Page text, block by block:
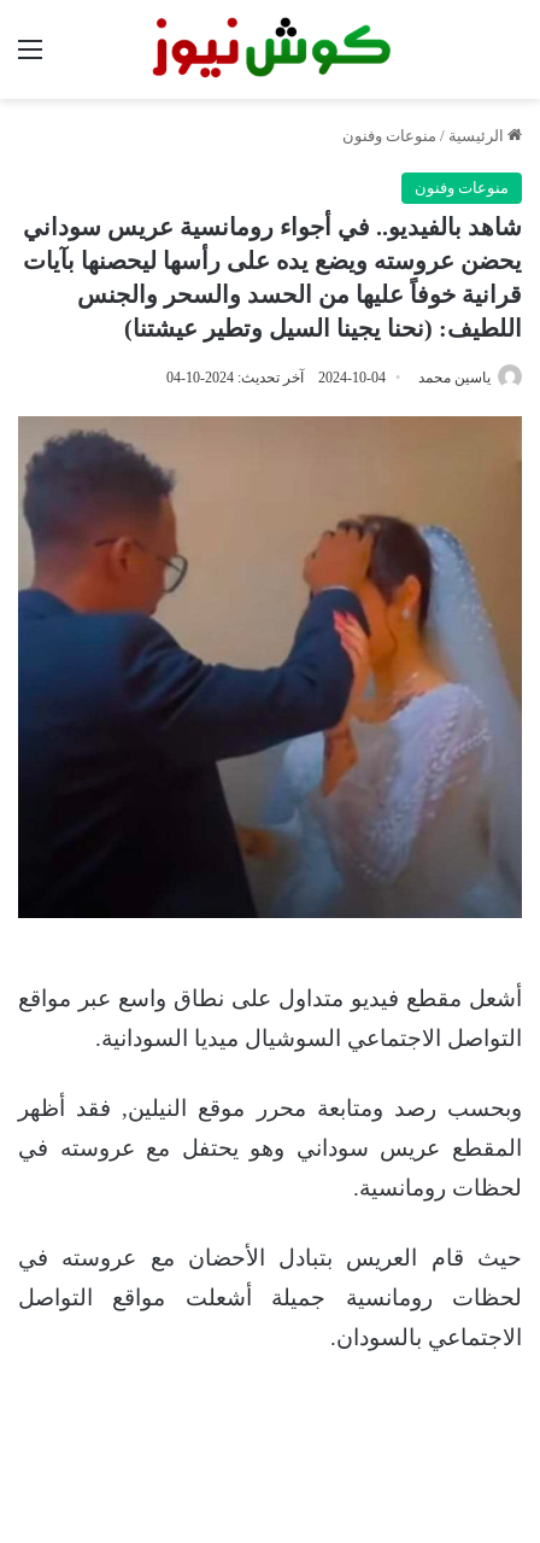
الرئيسية / منوعات وفنون
منوعات وفنون
شاهد بالفيديو.. في أجواء رومانسية عريس سوداني
يحضن عروسته ويضع يده على رأسها ليحصنها بآيات
قرانية خوفاً عليها من الحسد والسحر والجنس
اللطيف: (نحنا يجينا السيل وتطير عيشتنا)
ياسين محمد 2024-10-04 آخر تحديث: 2024-10-04
أشعل مقطع فيديو متداول على نطاق واسع عبر مواقع
التواصل الاجتماعي السوشيال ميديا السودانية.
وبحسب رصد ومتابعة محرر موقع النيلين, فقد أظهر
المقطع عريس سوداني وهو يحتفل مع عروسته في
لحظات رومانسية.
حيث قام العريس بتبادل الأحضان مع عروسته في
لحظات رومانسية جميلة أشعلت مواقع التواصل
الاجتماعي بالسودان.